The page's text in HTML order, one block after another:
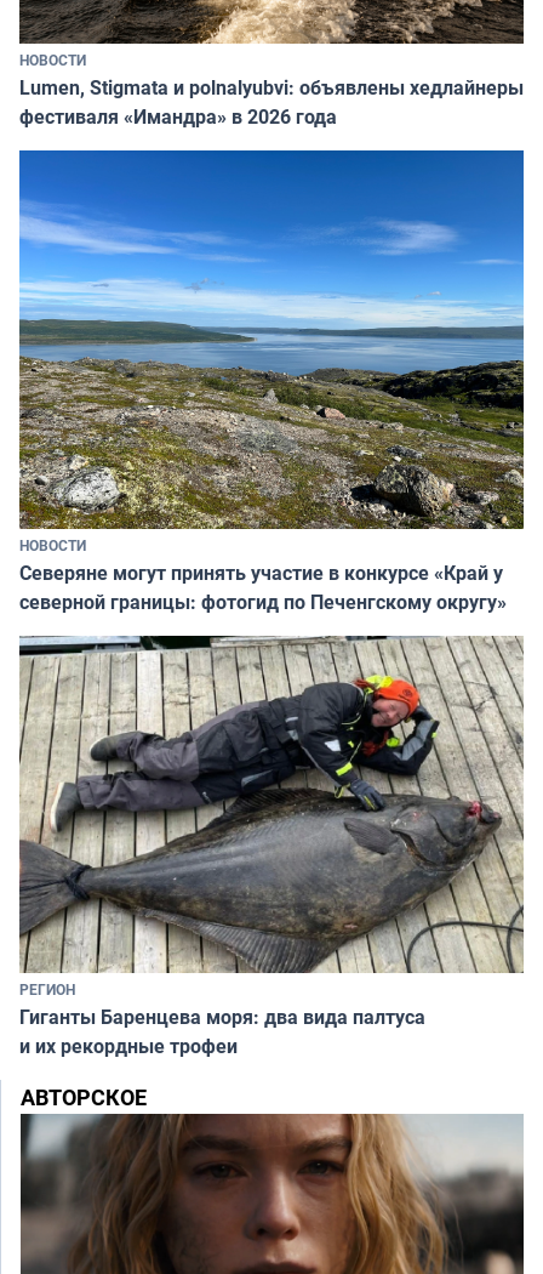
НОВОСТИ
Lumen, Stigmata и polnalyubvi: объявлены хедлайнеры
фестиваля «Имандра» в 2026 года
НОВОСТИ
Северяне могут принять участие в конкурсе «Край у
северной границы: фотогид по Печенгскому округу»
РЕГИОН
Гиганты Баренцева моря: два вида палтуса
и их рекордные трофеи
АВТОРСКОЕ